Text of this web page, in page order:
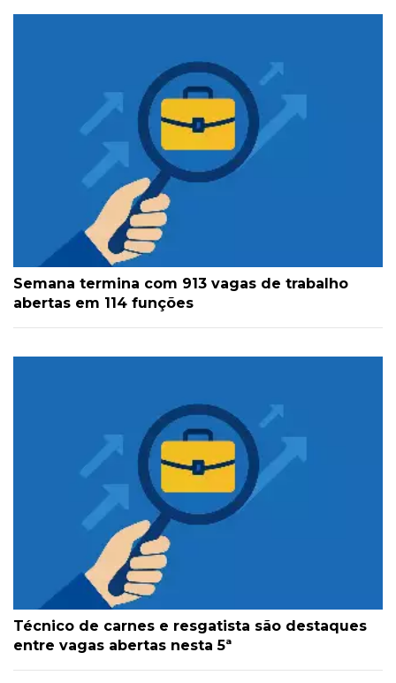
Semana termina com 913 vagas de trabalho
abertas em 114 funções
Técnico de carnes e resgatista são destaques
entre vagas abertas nesta 5ª